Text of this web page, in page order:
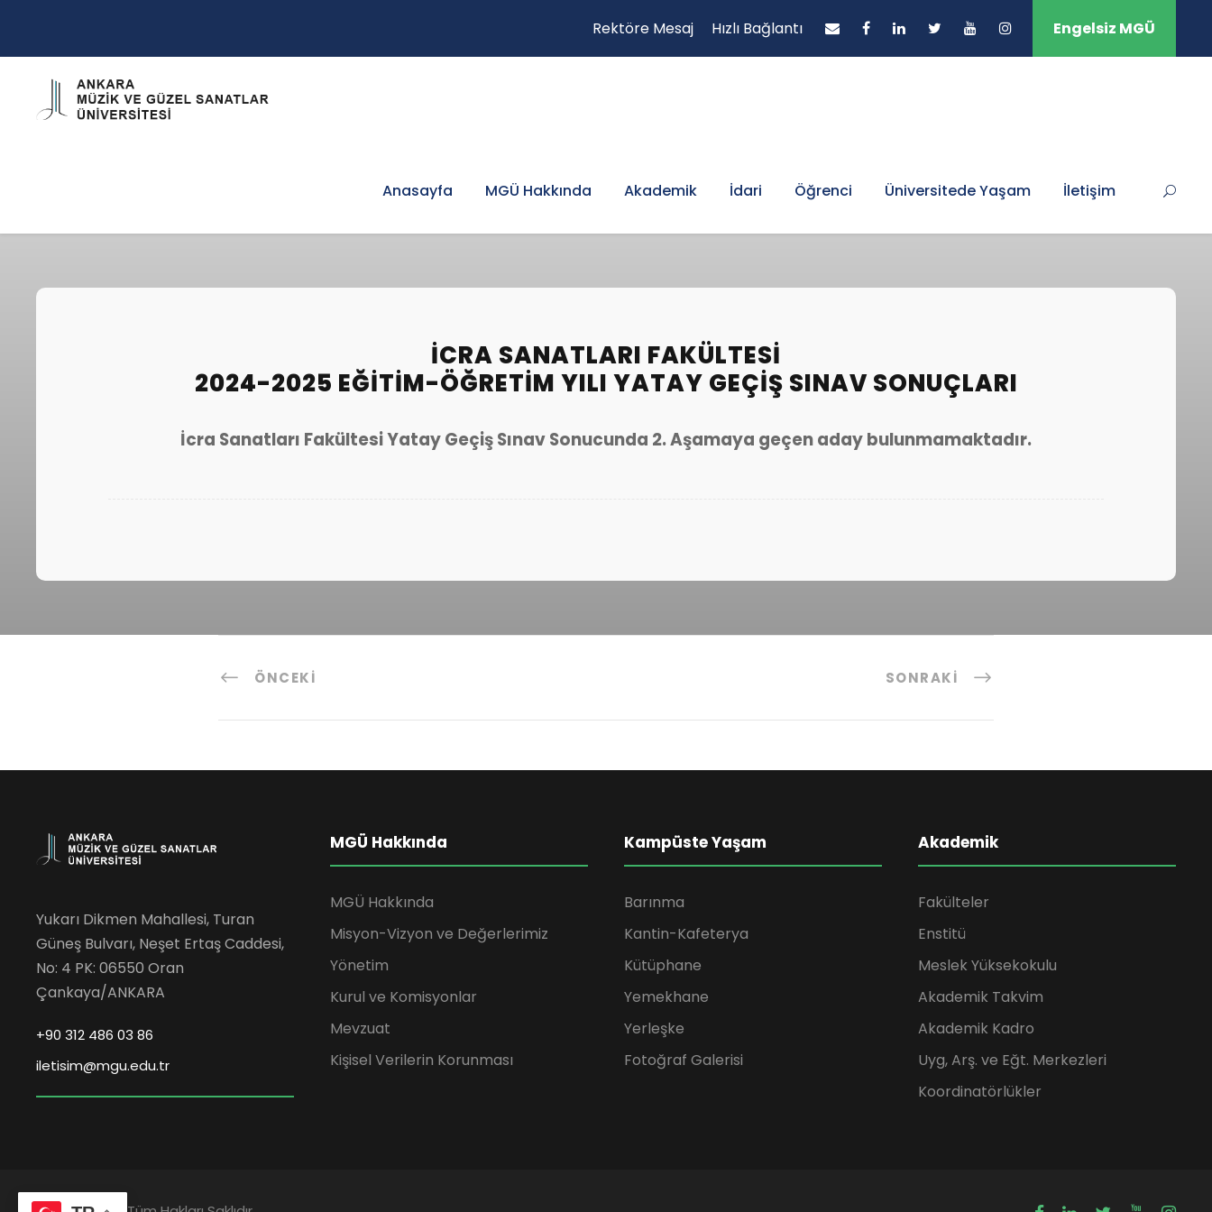
Rektöre Mesaj Hızlı Bağlantı Engelsiz MGÜ
Anasayfa MGÜ Hakkında Akademik İdari Öğrenci Üniversitede Yaşam İletişim
İCRA SANATLARI FAKÜLTESI
2024-2025 EĞITIM-ÖĞRETIM YILI YATAY GEÇIŞ SINAV SONUÇLARI
İcra Sanatları Fakültesi Yatay Geçiş Sınav Sonucunda 2. Aşamaya geçen aday bulunmamaktadır.
ÖNCEKI SONRAKI
Yukarı Dikmen Mahallesi, Turan
Güneş Bulvarı, Neşet Ertaş Caddesi,
No: 4 PK: 06550 Oran
Çankaya/ANKARA
+90 312 486 03 86
iletisim@mgu.edu.tr
MGÜ Hakkında
MGÜ Hakkında
Misyon-Vizyon ve Değerlerimiz
Yönetim
Kurul ve Komisyonlar
Mevzuat
Kişisel Verilerin Korunması
Kampüste Yaşam
Barınma
Kantin-Kafeterya
Kütüphane
Yemekhane
Yerleşke
Fotoğraf Galerisi
Akademik
Fakülteler
Enstitü
Meslek Yüksekokulu
Akademik Takvim
Akademik Kadro
Uyg, Arş. ve Eğt. Merkezleri
Koordinatörlükler